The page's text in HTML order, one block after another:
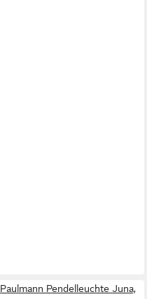
Paulmann Pendelleuchte Juna,